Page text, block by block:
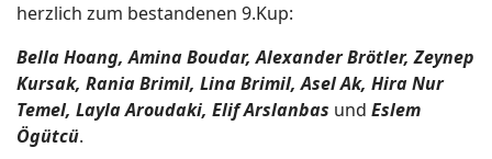
herzlich zum bestandenen 9.Kup:
Bella Hoang, Amina Boudar, Alexander Brötler, Zeynep
Kursak, Rania Brimil, Lina Brimil, Asel Ak, Hira Nur
Temel, Layla Aroudaki, Elif Arslanbas und Eslem
Ögütcü.